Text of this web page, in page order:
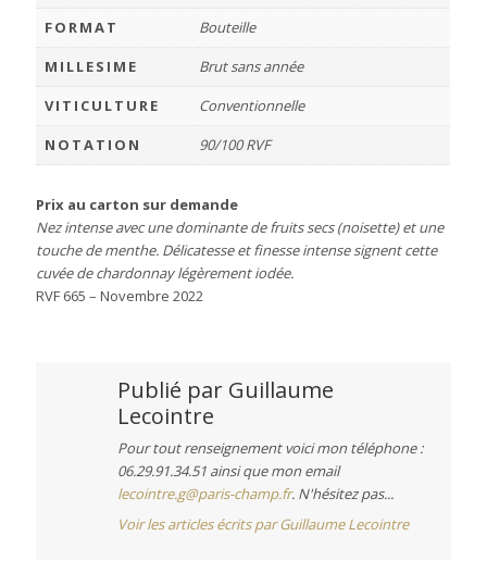
FORMAT
Bouteille
MILLESIME
Brut sans année
VITICULTURE
Conventionnelle
NOTATION
90/100 RVF
Prix au carton sur demande
Nez intense avec une dominante de fruits secs (noisette) et une
touche de menthe. Délicatesse et finesse intense signent cette
cuvée de chardonnay légèrement iodée.
RVF 665 – Novembre 2022
Publié par Guillaume
Lecointre
Pour tout renseignement voici mon téléphone :
06.29.91.34.51 ainsi que mon email
lecointre.g@paris-champ.fr. N'hésitez pas...
Voir les articles écrits par Guillaume Lecointre